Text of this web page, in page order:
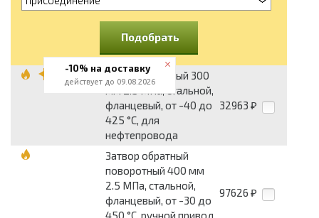
Подобрать
Затвор обратный 300
мм 2.5 МПа, стальной,
фланцевый, от -40 до
425 °С, для
нефтепровода
32963 ₽
Затвор обратный
поворотный 400 мм
2.5 МПа, стальной,
фланцевый, от -30 до
450 °С, ручной привод,
97626 ₽
-10% на доставку
действует до 09.08.2026